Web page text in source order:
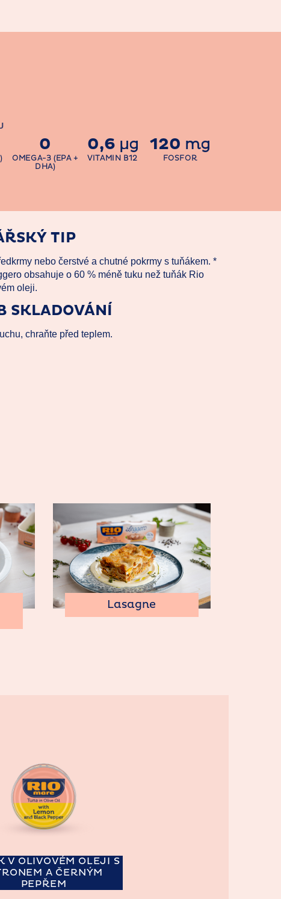
0
OMEGA-3 (EPA +
DHA)
0,6 μg
VITAMIN B12
120 mg
FOSFOR
TIP
nebo čerstvé a chutné pokrmy s tuňákem. *
obsahuje o 60 % méně tuku než tuňák Rio
oleji.
SKLADOVÁNÍ
chraňte před teplem.
Lasagne
V OLIVOVÉM OLEJI S
A ČERNÝM
PEPŘEM